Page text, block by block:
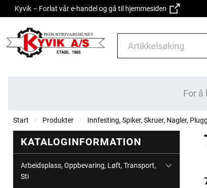
Kyvik – Forlat vår e-handel og gå til hjemmesiden
For å
Start Produkter Innfesting, Spiker, Skruer, Nagler,
KATALOGINFORMATION
Arbeidsplass, Oppbevaring, Løft, Transport,
Sti